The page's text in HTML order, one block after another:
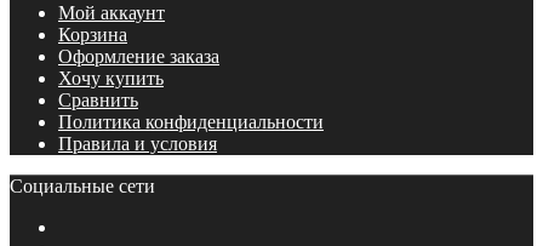
Мой аккаунт
Корзина
Оформление заказа
Хочу купить
Сравнить
Политика конфиденциальности
Правила и условия
Социальные сети